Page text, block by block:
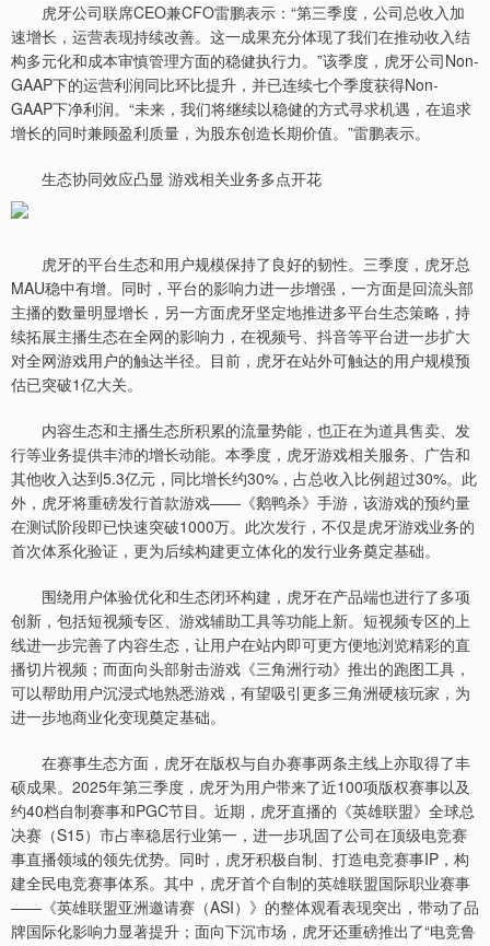
虎牙公司联席CEO兼CFO雷鹏表示：“第三季度，公司总收入加
速增长，运营表现持续改善。这一成果充分体现了我们在推动收入结
构多元化和成本审慎管理方面的稳健执行力。”该季度，虎牙公司Non-
GAAP下的运营利润同比环比提升，并已连续七个季度获得Non-
GAAP下净利润。“未来，我们将继续以稳健的方式寻求机遇，在追求
增长的同时兼顾盈利质量，为股东创造长期价值。”雷鹏表示。
生态协同效应凸显 游戏相关业务多点开花
虎牙的平台生态和用户规模保持了良好的韧性。三季度，虎牙总
MAU稳中有增。同时，平台的影响力进一步增强，一方面是回流头部
主播的数量明显增长，另一方面虎牙坚定地推进多平台生态策略，持
续拓展主播生态在全网的影响力，在视频号、抖音等平台进一步扩大
对全网游戏用户的触达半径。目前，虎牙在站外可触达的用户规模预
估已突破1亿大关。
内容生态和主播生态所积累的流量势能，也正在为道具售卖、发
行等业务提供丰沛的增长动能。本季度，虎牙游戏相关服务、广告和
其他收入达到5.3亿元，同比增长约30%，占总收入比例超过30%。此
外，虎牙将重磅发行首款游戏——《鹅鸭杀》手游，该游戏的预约量
在测试阶段即已快速突破1000万。此次发行，不仅是虎牙游戏业务的
首次体系化验证，更为后续构建更立体化的发行业务奠定基础。
围绕用户体验优化和生态闭环构建，虎牙在产品端也进行了多项
创新，包括短视频专区、游戏辅助工具等功能上新。短视频专区的上
线进一步完善了内容生态，让用户在站内即可更方便地浏览精彩的直
播切片视频；而面向头部射击游戏《三角洲行动》推出的跑图工具，
可以帮助用户沉浸式地熟悉游戏，有望吸引更多三角洲硬核玩家，为
进一步地商业化变现奠定基础。
在赛事生态方面，虎牙在版权与自办赛事两条主线上亦取得了丰
硕成果。2025年第三季度，虎牙为用户带来了近100项版权赛事以及
约40档自制赛事和PGC节目。近期，虎牙直播的《英雄联盟》全球总
决赛（S15）市占率稳居行业第一，进一步巩固了公司在顶级电竞赛
事直播领域的领先优势。同时，虎牙积极自制、打造电竞赛事IP，构
建全民电竞赛事体系。其中，虎牙首个自制的英雄联盟国际职业赛事
——《英雄联盟亚洲邀请赛（ASI）》的整体观看表现突出，带动了品
牌国际化影响力显著提升；面向下沉市场，虎牙还重磅推出了“电竞鲁